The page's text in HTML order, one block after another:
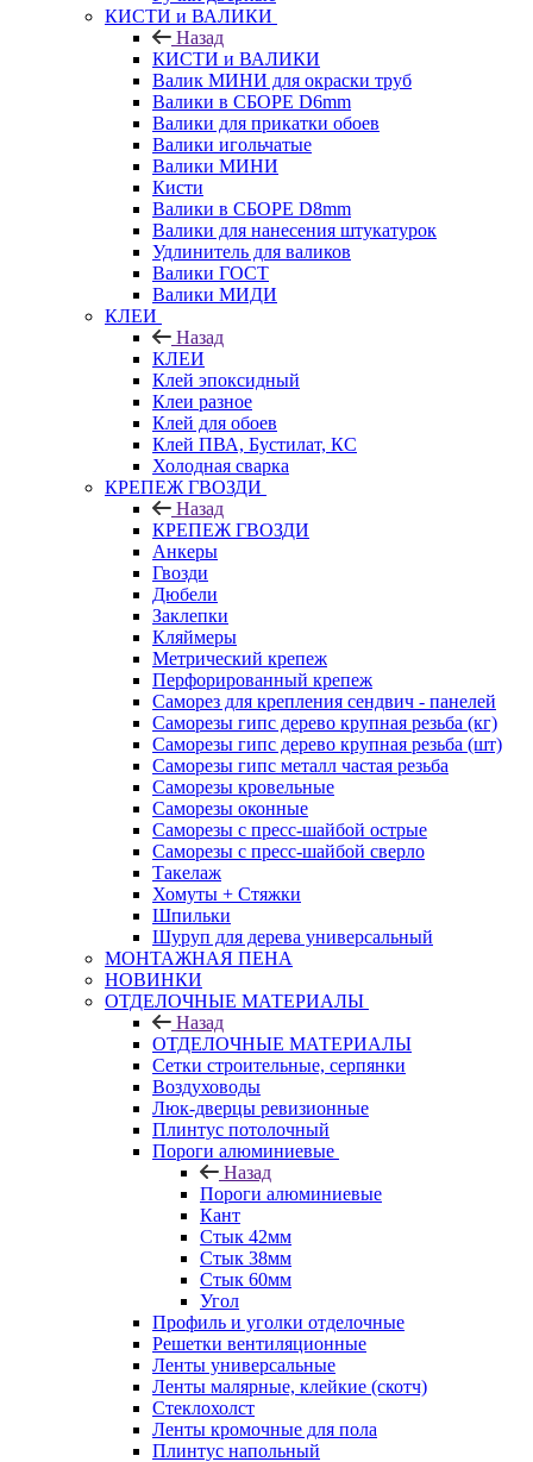
КИСТИ и ВАЛИКИ
Назад
КИСТИ и ВАЛИКИ
Валик МИНИ для окраски труб
Валики в СБОРЕ D6mm
Валики для прикатки обоев
Валики игольчатые
Валики МИНИ
Кисти
Валики в СБОРЕ D8mm
Валики для нанесения штукатурок
Удлинитель для валиков
Валики ГОСТ
Валики МИДИ
КЛЕИ
Назад
КЛЕИ
Клей эпоксидный
Клеи разное
Клей для обоев
Клей ПВА, Бустилат, КС
Холодная сварка
КРЕПЕЖ ГВОЗДИ
Назад
КРЕПЕЖ ГВОЗДИ
Анкеры
Гвозди
Дюбели
Заклепки
Кляймеры
Метрический крепеж
Перфорированный крепеж
Саморез для крепления сендвич - панелей
Саморезы гипс дерево крупная резьба (кг)
Саморезы гипс дерево крупная резьба (шт)
Саморезы гипс металл частая резьба
Саморезы кровельные
Саморезы оконные
Саморезы с пресс-шайбой острые
Саморезы с пресс-шайбой сверло
Такелаж
Хомуты + Стяжки
Шпильки
Шуруп для дерева универсальный
МОНТАЖНАЯ ПЕНА
НОВИНКИ
ОТДЕЛОЧНЫЕ МАТЕРИАЛЫ
Назад
ОТДЕЛОЧНЫЕ МАТЕРИАЛЫ
Сетки строительные, серпянки
Воздуховоды
Люк-дверцы ревизионные
Плинтус потолочный
Пороги алюминиевые
Назад
Пороги алюминиевые
Кант
Стык 42мм
Стык 38мм
Стык 60мм
Угол
Профиль и уголки отделочные
Решетки вентиляционные
Ленты универсальные
Ленты малярные, клейкие (скотч)
Стеклохолст
Ленты кромочные для пола
Плинтус напольный